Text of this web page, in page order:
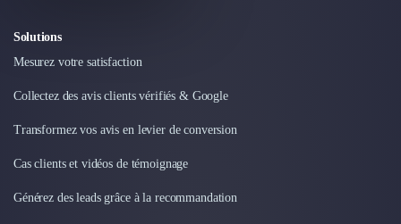
Solutions
Mesurez votre satisfaction
Collectez des avis clients vérifiés & Google
Transformez vos avis en levier de conversion
Cas clients et vidéos de témoignage
Générez des leads grâce à la recommandation